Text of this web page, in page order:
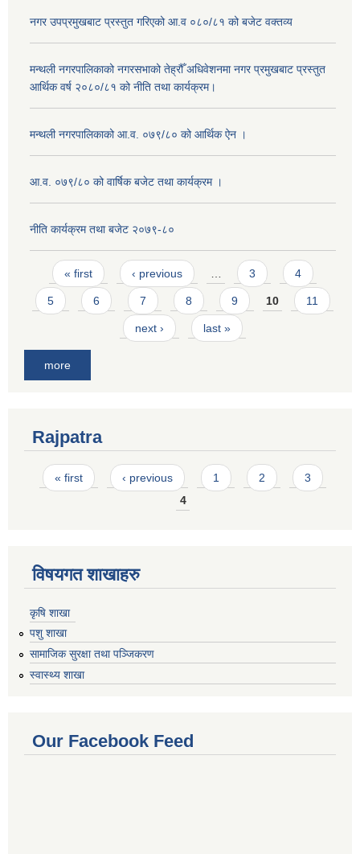
नगर उपप्रमुखबाट प्रस्तुत गरिएको आ.व ०८०/८१ को बजेट वक्तव्य
मन्थली नगरपालिकाको नगरसभाको तेह्रौँ अधिवेशनमा नगर प्रमुखबाट प्रस्तुत
आर्थिक वर्ष २०८०/८१ को नीति तथा कार्यक्रम।
मन्थली नगरपालिकाको आ.व. ०७९/८० को आर्थिक ऐन ।
आ.व. ०७९/८० को वार्षिक बजेट तथा कार्यक्रम ।
नीति कार्यक्रम तथा बजेट २०७९-८०
Pages
« first ‹ previous 3 4
5 6 7 8 9 10 11
next › last »
more
Rajpatra
Pages
« first ‹ previous 1 2
3
4
विषयगत शाखाहरु
कृषि शाखा
पशु शाखा
सामाजिक सुरक्षा तथा पञ्जिकरण
स्वास्थ्य शाखा
Our Facebook Feed